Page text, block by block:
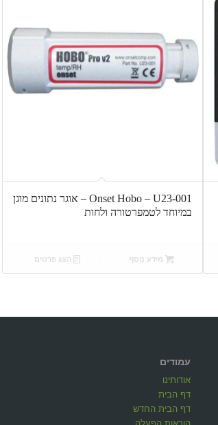
Onset Hobo – U23-001 – אוגר נתונים מוגן
במיוחד לטמפרטורה ולחות
מידע נוסף הצג פרטים
עמודים
אודותינו
דף הבית
דף הבית החדש